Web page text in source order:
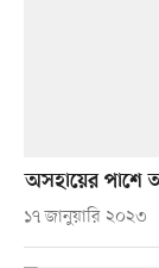
অসহায়ের পাশে
১৭ জানুয়ারি ২০২৩